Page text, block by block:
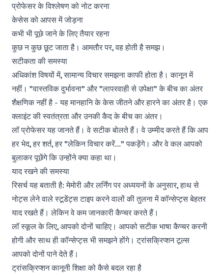
प्रोफेसर के विश्लेषण को नोट करना
केसेस को आपस में जोड़ना
कभी भी पूछे जाने के लिए तैयार रहना
कुछ न कुछ छूट जाता है। आमतौर पर, वह होती है समझ।
सटीकता की समस्या
अधिकांश विषयों में, सामान्य विचार समझना काफी होता है। कानून में
नहीं। "वास्तविक दुर्भावना" और "लापरवाही से उपेक्षा" के बीच का अंतर
शैक्षणिक नहीं है - यह मानहानि के केस जीतने और हारने का अंतर है। एक
क्लाइंट की स्वतंत्रता और उनकी कैद के बीच का अंतर।
लॉ प्रोफेसर यह जानते हैं। वे सटीक बोलते हैं। वे उम्मीद करते हैं कि आप
हर भेद, हर शर्त, हर "लेकिन विचार करें..." पकड़ेंगे। और वे कल आपको
बुलाकर पूछेंगे कि उन्होंने क्या कहा था।
याद रखने की समस्या
रिसर्च यह बताती है:मेमोरी और लर्निंगपर अध्ययनों के अनुसार, हाथ से
नोट्स लेने वाले स्टूडेंट्स टाइप करने वालों की तुलना में कॉन्सेप्ट्स बेहतर
याद रखते हैं। लेकिन वे कम जानकारी कैप्चर करते हैं।
लॉ स्कूल के लिए, आपको दोनों चाहिए। आपको सटीक भाषा कैप्चर करनी
होगी और साथ ही कॉन्सेप्ट्स भी समझने होंगे। ट्रांसक्रिप्शन टूल्स
आपको दोनों पाने देते हैं।
ट्रांसक्रिप्शन कानूनी शिक्षा को कैसे बदल रहा है